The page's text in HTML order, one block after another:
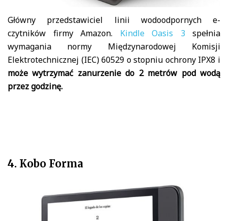
Główny przedstawiciel linii wodoodpornych e-
czytników firmy Amazon. Kindle Oasis 3 spełnia
wymagania normy Międzynarodowej Komisji
Elektrotechnicznej (IEC) 60529 o stopniu ochrony IPX8 i
może wytrzymać zanurzenie do 2 metrów pod wodą
przez godzinę.
4. Kobo Forma